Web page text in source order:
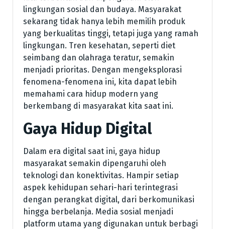
lingkungan sosial dan budaya. Masyarakat
sekarang tidak hanya lebih memilih produk
yang berkualitas tinggi, tetapi juga yang ramah
lingkungan. Tren kesehatan, seperti diet
seimbang dan olahraga teratur, semakin
menjadi prioritas. Dengan mengeksplorasi
fenomena-fenomena ini, kita dapat lebih
memahami cara hidup modern yang
berkembang di masyarakat kita saat ini.
Gaya Hidup Digital
Dalam era digital saat ini, gaya hidup
masyarakat semakin dipengaruhi oleh
teknologi dan konektivitas. Hampir setiap
aspek kehidupan sehari-hari terintegrasi
dengan perangkat digital, dari berkomunikasi
hingga berbelanja. Media sosial menjadi
platform utama yang digunakan untuk berbagi